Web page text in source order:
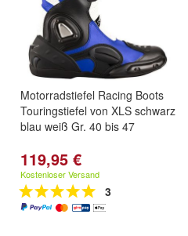
Motorradstiefel Racing Boots
Touringstiefel von XLS schwarz
blau weiß Gr. 40 bis 47
119,95 €
Kostenloser Versand
3